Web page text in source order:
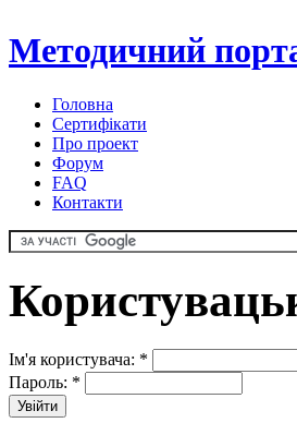
Методичний
Головна
Сертифікати
Про проект
Форум
FAQ
Контакти
Ім'я користувача: *
Пароль: *